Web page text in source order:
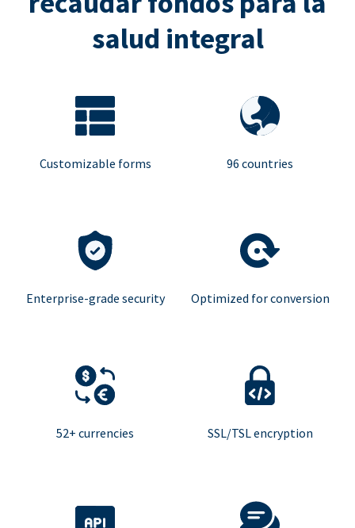
salud integral
Customizable forms 96 countries
Enterprise-grade security Optimized for conversion
52+ currencies SSL/TSL encryption